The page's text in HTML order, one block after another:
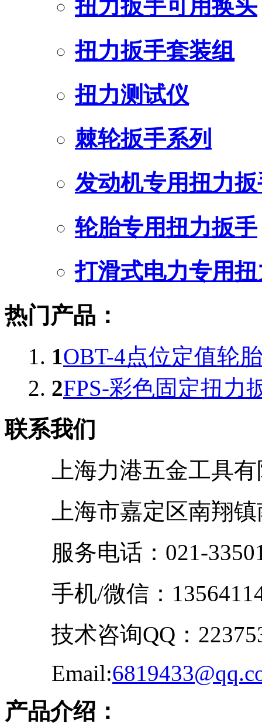
扭力扳手可用换头
扭力扳手套装组
扭力测试仪
棘轮扳手系列
发动机专用扭力
轮胎专用扭力扳手
打滑式电力专用
热门产品：
1OBT-4点位定值轮
2FPS-彩色固定扭力
联系我们
上海力港五金工具
上海市嘉定区南翔
服务电话：021-
手机/微信：
技术咨询QQ：
Email:
产品介绍：